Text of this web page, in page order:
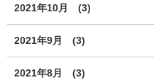
2021年10月 (3)
2021年9月 (3)
2021年8月 (3)